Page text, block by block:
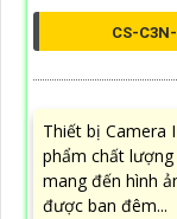
CS-
Thiết bị Camera
phẩm chất
mang đến hình
được ban đêm...